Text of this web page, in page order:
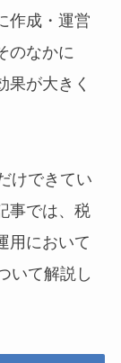
作成・運営
のなかに
果が大きく
けできてい
事では、税
用において
いて解説し